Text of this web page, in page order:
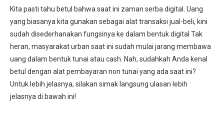
Kita pasti tahu betul bahwa saat ini zaman serba digital. Uang
yang biasanya kita gunakan sebagai alat transaksi jual-beli, kini
sudah disederhanakan fungsinya ke dalam bentuk digital Tak
heran, masyarakat urban saat ini sudah mulai jarang membawa
uang dalam bentuk tunai atau cash. Nah, sudahkah Anda kenal
betul dengan alat pembayaran non tunai yang ada saat ini?
Untuk lebih jelasnya, silakan simak langsung ulasan lebih
jelasnya di bawah ini!